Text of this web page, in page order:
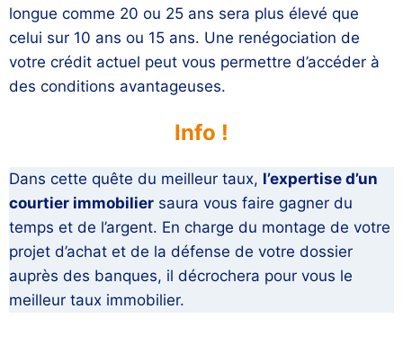
longue comme 20 ou 25 ans sera plus élevé que
celui sur 10 ans ou 15 ans. Une renégociation de
votre crédit actuel peut vous permettre d’accéder à
des conditions avantageuses.
Info !
Dans cette quête du meilleur taux, l’expertise d’un
courtier immobilier saura vous faire gagner du
temps et de l’argent. En charge du montage de votre
projet d’achat et de la défense de votre dossier
auprès des banques, il décrochera pour vous le
meilleur taux immobilier.